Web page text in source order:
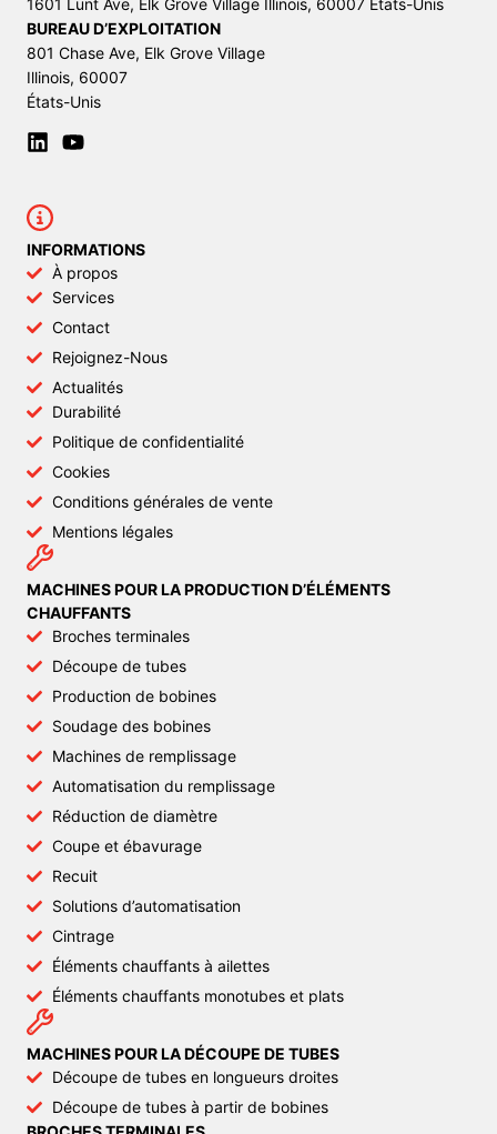
1601 Lunt Ave, Elk Grove Village Illinois, 60007 États-Unis
BUREAU D’EXPLOITATION
801 Chase Ave, Elk Grove Village
Illinois, 60007
États-Unis
INFORMATIONS
À propos
Services
Contact
Rejoignez-Nous
Actualités
Durabilité
Politique de confidentialité
Cookies
Conditions générales de vente
Mentions légales
MACHINES POUR LA PRODUCTION D’ÉLÉMENTS
CHAUFFANTS
Broches terminales
Découpe de tubes
Production de bobines
Soudage des bobines
Machines de remplissage
Automatisation du remplissage
Réduction de diamètre
Coupe et ébavurage
Recuit
Solutions d’automatisation
Cintrage
Éléments chauffants à ailettes
Éléments chauffants monotubes et plats
MACHINES POUR LA DÉCOUPE DE TUBES
Découpe de tubes en longueurs droites
Découpe de tubes à partir de bobines